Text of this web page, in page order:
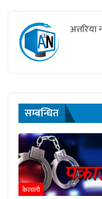
सम्बन्धित
कैलाली